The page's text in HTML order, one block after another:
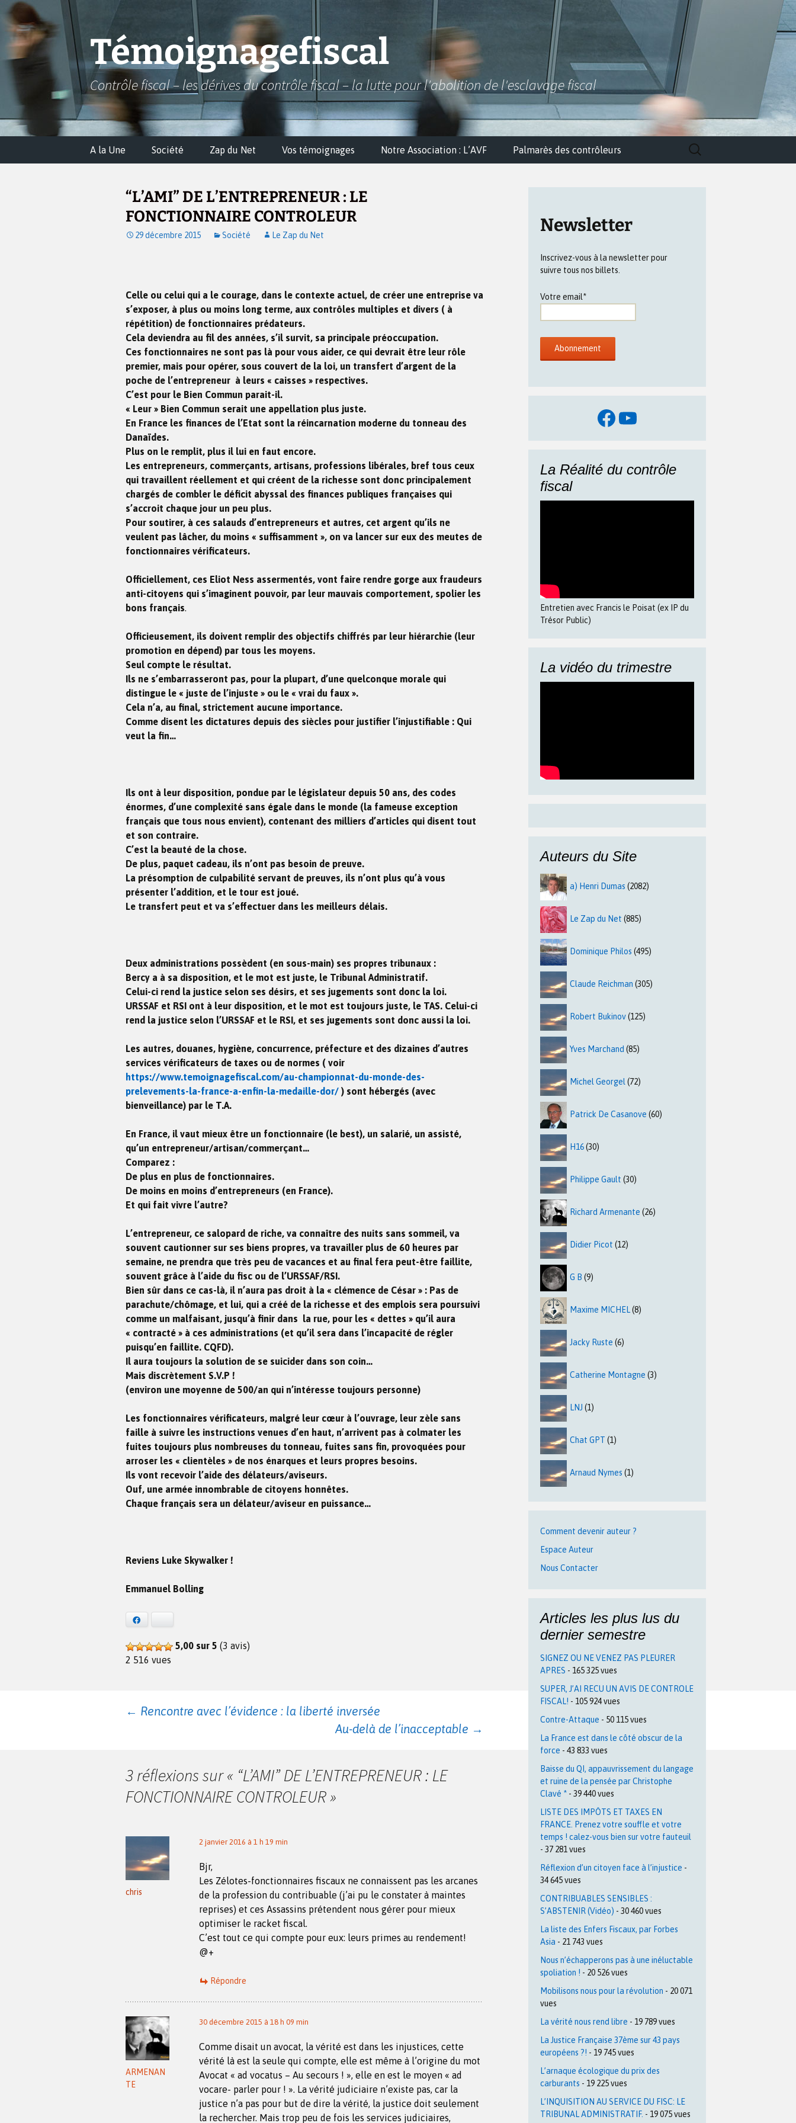
Aller
au
contenu
Témoignagefiscal
Contrôle fiscal – les dérives du contrôle fiscal – la lutte pour l'abolition de l'esclavage fiscal
A la Une Société Zap du Net Vos témoignages Notre Association : L’AVF Palmarès des contrôleurs
Rechercher :
“L’AMI” DE L’ENTREPRENEUR : LE
FONCTIONNAIRE CONTROLEUR
29 décembre 2015 Société Le Zap du Net
Celle ou celui qui a le courage, dans le contexte actuel, de créer une entreprise va
s’exposer, à plus ou moins long terme, aux contrôles multiples et divers ( à
répétition) de fonctionnaires prédateurs.
Cela deviendra au fil des années, s’il survit, sa principale préoccupation.
Ces fonctionnaires ne sont pas là pour vous aider, ce qui devrait être leur rôle
premier, mais pour opérer, sous couvert de la loi, un transfert d’argent de la
poche de l’entrepreneur à leurs « caisses » respectives.
C’est pour le Bien Commun parait-il.
« Leur » Bien Commun serait une appellation plus juste.
En France les finances de l’Etat sont la réincarnation moderne du tonneau des
Danaïdes.
Plus on le remplit, plus il lui en faut encore.
Les entrepreneurs, commerçants, artisans, professions libérales, bref tous ceux
qui travaillent réellement et qui créent de la richesse sont donc principalement
chargés de combler le déficit abyssal des finances publiques françaises qui
s’accroit chaque jour un peu plus.
Pour soutirer, à ces salauds d’entrepreneurs et autres, cet argent qu’ils ne
veulent pas lâcher, du moins « suffisamment », on va lancer sur eux des meutes de
fonctionnaires vérificateurs.
Officiellement, ces Eliot Ness assermentés, vont faire rendre gorge aux fraudeurs
anti-citoyens qui s’imaginent pouvoir, par leur mauvais comportement, spolier les
bons français.
Officieusement, ils doivent remplir des objectifs chiffrés par leur hiérarchie (leur
promotion en dépend) par tous les moyens.
Seul compte le résultat.
Ils ne s’embarrasseront pas, pour la plupart, d’une quelconque morale qui
distingue le « juste de l’injuste » ou le « vrai du faux ».
Cela n’a, au final, strictement aucune importance.
Comme disent les dictatures depuis des siècles pour justifier l’injustifiable : Qui
veut la fin…
Ils ont à leur disposition, pondue par le législateur depuis 50 ans, des codes
énormes, d’une complexité sans égale dans le monde (la fameuse exception
français que tous nous envient), contenant des milliers d’articles qui disent tout
et son contraire.
C’est la beauté de la chose.
De plus, paquet cadeau, ils n’ont pas besoin de preuve.
La présomption de culpabilité servant de preuves, ils n’ont plus qu’à vous
présenter l’addition, et le tour est joué.
Le transfert peut et va s’effectuer dans les meilleurs délais.
Deux administrations possèdent (en sous-main) ses propres tribunaux :
Bercy a à sa disposition, et le mot est juste, le Tribunal Administratif.
Celui-ci rend la justice selon ses désirs, et ses jugements sont donc la loi.
URSSAF et RSI ont à leur disposition, et le mot est toujours juste, le TAS. Celui-ci
rend la justice selon l’URSSAF et le RSI, et ses jugements sont donc aussi la loi.
Les autres, douanes, hygiène, concurrence, préfecture et des dizaines d’autres
services vérificateurs de taxes ou de normes ( voir
https://www.temoignagefiscal.com/au-championnat-du-monde-des-
prelevements-la-france-a-enfin-la-medaille-dor/ ) sont hébergés (avec
bienveillance) par le T.A.
En France, il vaut mieux être un fonctionnaire (le best), un salarié, un assisté,
qu’un entrepreneur/artisan/commerçant…
Comparez :
De plus en plus de fonctionnaires.
De moins en moins d’entrepreneurs (en France).
Et qui fait vivre l’autre?
L’entrepreneur, ce salopard de riche, va connaître des nuits sans sommeil, va
souvent cautionner sur ses biens propres, va travailler plus de 60 heures par
semaine, ne prendra que très peu de vacances et au final fera peut-être faillite,
souvent grâce à l’aide du fisc ou de l’URSSAF/RSI.
Bien sûr dans ce cas-là, il n’aura pas droit à la « clémence de César » : Pas de
parachute/chômage, et lui, qui a créé de la richesse et des emplois sera poursuivi
comme un malfaisant, jusqu’à finir dans la rue, pour les « dettes » qu’il aura
« contracté » à ces administrations (et qu’il sera dans l’incapacité de régler
puisqu’en faillite. CQFD).
Il aura toujours la solution de se suicider dans son coin…
Mais discrètement S.V.P !
(environ une moyenne de 500/an qui n’intéresse toujours personne)
Les fonctionnaires vérificateurs, malgré leur cœur à l’ouvrage, leur zèle sans
faille à suivre les instructions venues d’en haut, n’arrivent pas à colmater les
fuites toujours plus nombreuses du tonneau, fuites sans fin, provoquées pour
arroser les « clientèles » de nos énarques et leurs propres besoins.
Ils vont recevoir l’aide des délateurs/aviseurs.
Ouf, une armée innombrable de citoyens honnêtes.
Chaque français sera un délateur/aviseur en puissance…
Reviens Luke Skywalker !
Emmanuel Bolling
5,00 sur 5 (3 avis)
2 516 vues
Navigation
← Rencontre avec l’évidence : la liberté inversée
Au-delà de l’inacceptable →
3 réflexions sur « “L’AMI” DE L’ENTREPRENEUR : LE
FONCTIONNAIRE CONTROLEUR»
chris
2 janvier 2016 à 1 h 19 min
Bjr,
Les Zélotes-fonctionnaires fiscaux ne connaissent pas les arcanes
de la profession du contribuable (j’ai pu le constater à maintes
reprises) et ces Assassins prétendent nous gérer pour mieux
optimiser le racket fiscal.
C’est tout ce qui compte pour eux: leurs primes au rendement!
@+
Répondre
ARMENAN
TE
30 décembre 2015 à 18 h 09 min
Comme disait un avocat, la vérité est dans les injustices, cette
vérité là est la seule qui compte, elle est même à l’origine du mot
Avocat « ad vocatus – Au secours ! », elle en est le moyen « ad
vocare- parler pour ! ». La vérité judiciaire n’existe pas, car la
justice n’a pas pour but de dire la vérité, la justice doit seulement
la rechercher. Mais trop peu de fois les services judiciaires,
Newsletter
Inscrivez-vous à la newsletter pour
suivre tous nos billets.
Votre email*
Facebook
YouTube
La Réalité du contrôle
fiscal
Entretien avec Francis le Poisat (ex IP du
Trésor Public)
La vidéo du trimestre
Auteurs du Site
a) Henri Dumas (2082)
Le Zap du Net (885)
Dominique Philos (495)
Claude Reichman (305)
Robert Bukinov(125)
Yves Marchand (85)
Michel Georgel (72)
Patrick De Casanove (60)
H16(30)
Philippe Gault (30)
Richard Armenante (26)
Didier Picot (12)
G B (9)
Maxime MICHEL(8)
Jacky Ruste (6)
Catherine Montagne (3)
LNJ (1)
Chat GPT (1)
Arnaud Nymes (1)
Comment devenir auteur ?
Espace Auteur
Nous Contacter
Articles les plus lus du
dernier semestre
SIGNEZ OU NE VENEZ PAS PLEURER
APRES - 165 325 vues
SUPER, J’AI RECU UN AVIS DE CONTROLE
FISCAL! - 105 924 vues
Contre-Attaque - 50 115 vues
La France est dans le côté obscur de la
force - 43 833 vues
Baisse du QI, appauvrissement du langage
et ruine de la pensée par Christophe
Clavé * - 39 440 vues
LISTE DES IMPÔTS ET TAXES EN
FRANCE. Prenez votre souffle et votre
temps ! calez-vous bien sur votre fauteuil
- 37 281 vues
Réflexion d’un citoyen face à l’injustice -
34 645 vues
CONTRIBUABLES SENSIBLES :
S’ABSTENIR (Vidéo) - 30 460 vues
La liste des Enfers Fiscaux, par Forbes
Asia - 21 743 vues
Nous n’échapperons pas à une inéluctable
spoliation ! - 20 526 vues
Mobilisons nous pour la révolution - 20 071
vues
La vérité nous rend libre - 19 789 vues
La Justice Française 37ème sur 43 pays
européens ?! - 19 745 vues
L’arnaque écologique du prix des
carburants - 19 225 vues
L’INQUISITION AU SERVICE DU FISC: LE
TRIBUNAL ADMINISTRATIF. - 19 075 vues